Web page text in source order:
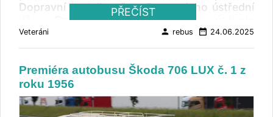
Dopravní podnik města Brna a jeho ústřední
dílny. Opravu podvozků a elektrovýzbroje
provede DPP. Brněnský dopravce opraví dvě
tramvaje ročně, kompletně bude tento
stát 60 milionů korun.
„ Všech šest historických vozů potřebuje
generální opravu, v jednom případě spojenou
s přestavbou. Vůz T3 stávajícího ev. č. 5520
PŘEČÍST
Veteráni person rebus date_range 24.06.2025
Premiéra autobusu Škoda 706 LUX č. 1 z
roku 1956